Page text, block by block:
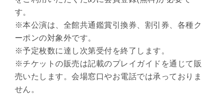
す。
※本公演は、全館共通鑑賞引換券、割引券、各種ク
ーポンの対象外です。
※予定枚数に達し次第受付を終了します。
※チケットの販売は記載のプレイガイドを通じて販
売いたします。会場窓口やお電話では承っておりま
せん。